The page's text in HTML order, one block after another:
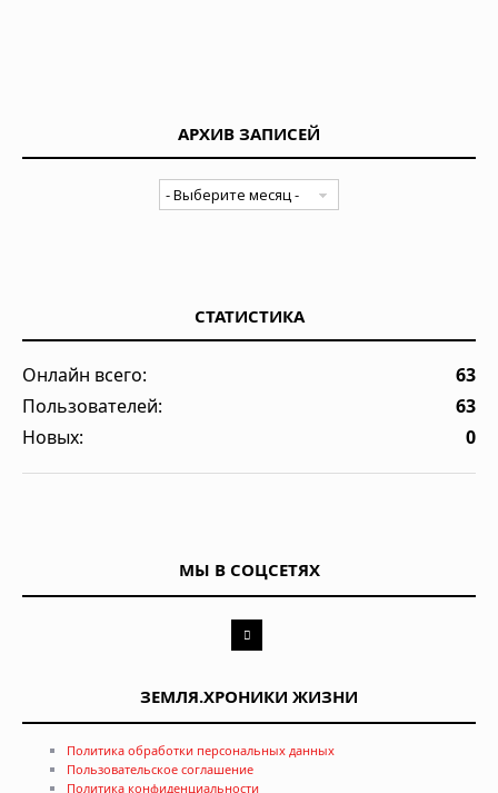
АРХИВ ЗАПИСЕЙ
СТАТИСТИКА
Онлайн всего:
63
Пользователей:
63
Новых:
0
МЫ В СОЦСЕТЯХ
ЗЕМЛЯ.ХРОНИКИ ЖИЗНИ
Политика обработки персональных данных
Пользовательское соглашение
Политика конфиденциальности